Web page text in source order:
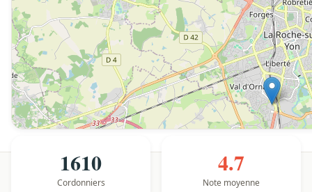
1610
Cordonniers
4.7
Note moyenne